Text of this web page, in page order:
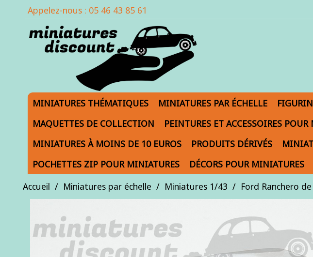
Appelez-nous : 05 46 43 85 61
MINIATURES THÉMATIQUES MINIATURES PAR ÉCHELLE
MAQUETTES DE COLLECTION
PEINTURES ET ACCESSOIRES
MINIATURES À MOINS DE 10 EUROS
PRODUITS DÉRIVÉS
POCHETTES ZIP POUR MINIATURES
DÉCORS POUR MINIATURES
Accueil
Miniatures par échelle Miniatures 1/43 Ford Ranchero